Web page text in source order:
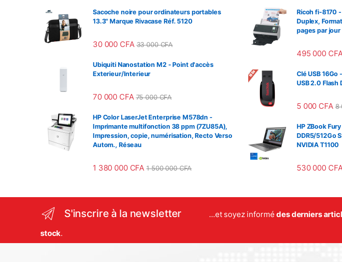
Sacoche noire pour ordinateurs portables
13.3" Marque Rivacase Réf. 5120
30 000 CFA 33 000CFA
Ubiquiti Nanostation M2 - Point d'accès
Exterieur/Interieur
70 000 CFA 75 000CFA
HP Color LaserJet Enterprise M578dn -
Imprimante multifonction 38 ppm (7ZU85A),
Impression, copie, numérisation, Recto Verso
Autom., Réseau
1 380 000 CFA 1 500 000CFA
Ricoh fi-8170
Duplex,
pages par jour
495 000
Clé USB 16Go
USB 2.0 Flash
5 000 CFA 8
HP ZBook
DDR5/512Go
NVIDIA T1100
530 000
S'inscrire à la newsletter ...et soyez informédes derniers
stock.